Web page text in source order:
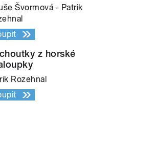
Švormová - Patrik
z horské
Rozehnal